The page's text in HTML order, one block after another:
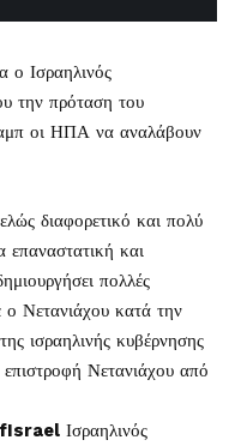
ο Ισραηλινός
την πρόταση του
οι ΗΠΑ να αναλάβουν
διαφορετικό και πολύ
επαναστατική και
πολλές
ο Νετανιάχου κατά την
ισραηλινής κυβέρνησης
επιστροφή Νετανιάχου από
Ισραηλινός